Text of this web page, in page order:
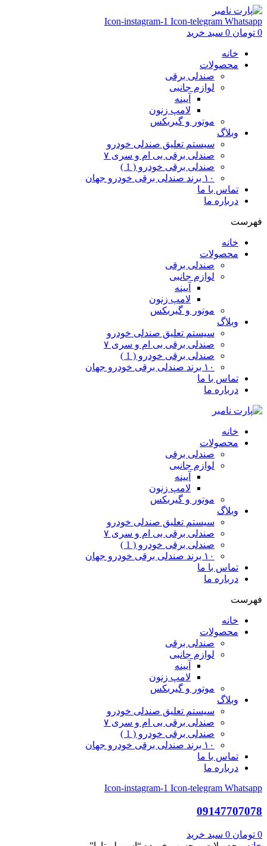
Icon-instagram-1 Icon-telegram Whatsapp
0 تومان 0 سبد خرید
خانه
محصولات
صندلی برقی
لوازم جانبی
آیینه
لامپ زنون
موتور و گیربکس
وبلاگ
سیستم تعلیق صندلی خودرو
صندلی برقی بی ام و سری ۷
صندلی برقی خودرو ( 1 )
۱۰ برند صندلی برقی خودرو جهان
تماس با ما
درباره ما
فهرست
خانه
محصولات
صندلی برقی
لوازم جانبی
آیینه
لامپ زنون
موتور و گیربکس
وبلاگ
سیستم تعلیق صندلی خودرو
صندلی برقی بی ام و سری ۷
صندلی برقی خودرو ( 1 )
۱۰ برند صندلی برقی خودرو جهان
تماس با ما
درباره ما
خانه
محصولات
صندلی برقی
لوازم جانبی
آیینه
لامپ زنون
موتور و گیربکس
وبلاگ
سیستم تعلیق صندلی خودرو
صندلی برقی بی ام و سری ۷
صندلی برقی خودرو ( 1 )
۱۰ برند صندلی برقی خودرو جهان
تماس با ما
درباره ما
فهرست
خانه
محصولات
صندلی برقی
لوازم جانبی
آیینه
لامپ زنون
موتور و گیربکس
وبلاگ
سیستم تعلیق صندلی خودرو
صندلی برقی بی ام و سری ۷
صندلی برقی خودرو ( 1 )
۱۰ برند صندلی برقی خودرو جهان
تماس با ما
درباره ما
Icon-instagram-1 Icon-telegram Whatsapp
09147707078
0 تومان 0 سبد خرید